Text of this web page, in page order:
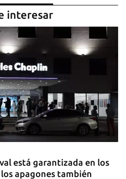
interesar
está garantizada en los
apagones también